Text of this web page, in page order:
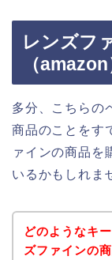
レンズフ
（
多分、こちらの
商品のことをす
ァインの商品を
いるかもしれま
どのようなキ
ズファインの